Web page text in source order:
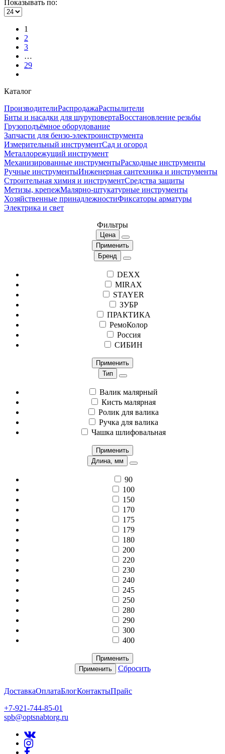
Показывать по:
1
2
3
…
29
Каталог
ПроизводителиРаспродажаРаспылители
Биты и насадки для шуруповертаВосстановление резьбы
Грузоподъёмное оборудование
Запчасти для бензо-электроинструмента
Измерительный инструментСад и огород
Металлорежущий инструмент
Механизированные инструментыРасходные инструменты
Ручные инструментыИнженерная сантехника и инструменты
Строительная химия и инструментСредства защиты
Метизы, крепежМалярно-штукатурные инструменты
Хозяйственные принадлежностиФиксаторы арматуры
Электрика и свет
Фильтры
Цена
Применить
Бренд
DEXX
MIRAX
STAYER
ЗУБР
ПРАКТИКА
РемоКолор
Россия
СИБИН
Применить
Тип
Валик малярный
Кисть малярная
Ролик для валика
Ручка для валика
Чашка шлифовальная
Применить
Длина, мм
90
100
150
170
175
179
180
200
220
230
240
245
250
280
290
300
400
Применить
Применить
Сбросить
ДоставкаОплатаБлогКонтактыПрайс
+7-921-744-85-01
spb@optsnabtorg.ru